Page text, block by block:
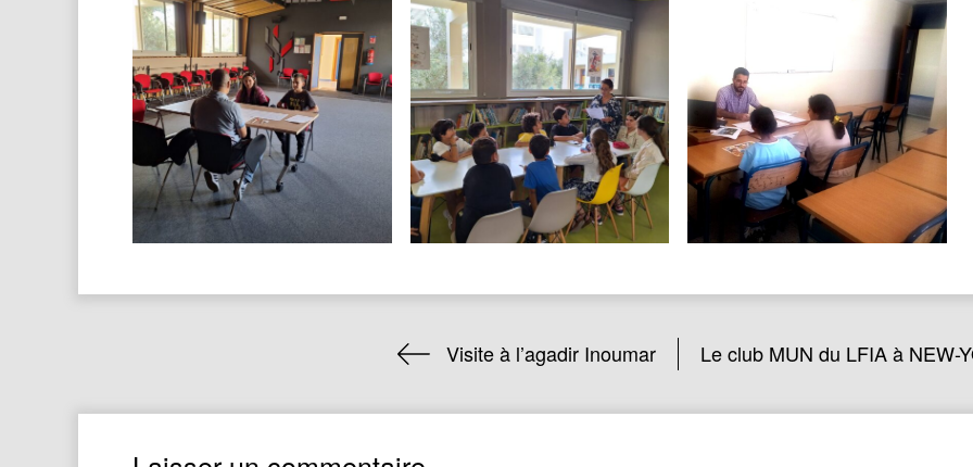
Visite à l’agadir Inoumar Le club MUN du LFIA à NEW-